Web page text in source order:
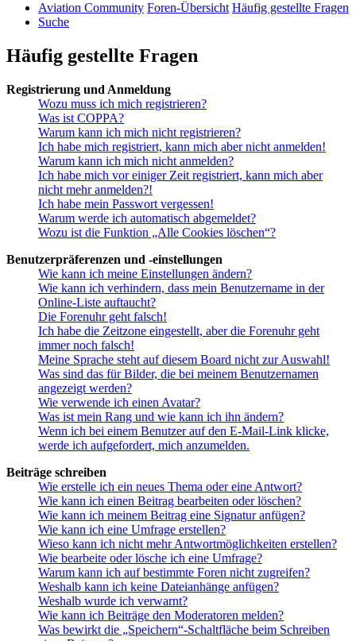
Aviation Community Foren-Übersicht Häufig gestellte Fragen
Suche
Häufig gestellte Fragen
Registrierung und Anmeldung
Wozu muss ich mich registrieren?
Was ist COPPA?
Warum kann ich mich nicht registrieren?
Ich habe mich registriert, kann mich aber nicht anmelden!
Warum kann ich mich nicht anmelden?
Ich habe mich vor einiger Zeit registriert, kann mich aber
nicht mehr anmelden?!
Ich habe mein Passwort vergessen!
Warum werde ich automatisch abgemeldet?
Wozu ist die Funktion „Alle Cookies löschen“?
Benutzerpräferenzen und -einstellungen
Wie kann ich meine Einstellungen ändern?
Wie kann ich verhindern, dass mein Benutzername in der
Online-Liste auftaucht?
Die Forenuhr geht falsch!
Ich habe die Zeitzone eingestellt, aber die Forenuhr geht
immer noch falsch!
Meine Sprache steht auf diesem Board nicht zur Auswahl!
Was sind das für Bilder, die bei meinem Benutzernamen
angezeigt werden?
Wie verwende ich einen Avatar?
Was ist mein Rang und wie kann ich ihn ändern?
Wenn ich bei einem Benutzer auf den E-Mail-Link klicke,
werde ich aufgefordert, mich anzumelden.
Beiträge schreiben
Wie erstelle ich ein neues Thema oder eine Antwort?
Wie kann ich einen Beitrag bearbeiten oder löschen?
Wie kann ich meinem Beitrag eine Signatur anfügen?
Wie kann ich eine Umfrage erstellen?
Wieso kann ich nicht mehr Antwortmöglichkeiten erstellen?
Wie bearbeite oder lösche ich eine Umfrage?
Warum kann ich auf bestimmte Foren nicht zugreifen?
Weshalb kann ich keine Dateianhänge anfügen?
Weshalb wurde ich verwarnt?
Wie kann ich Beiträge den Moderatoren melden?
Was bewirkt die „Speichern“-Schaltfläche beim Schreiben